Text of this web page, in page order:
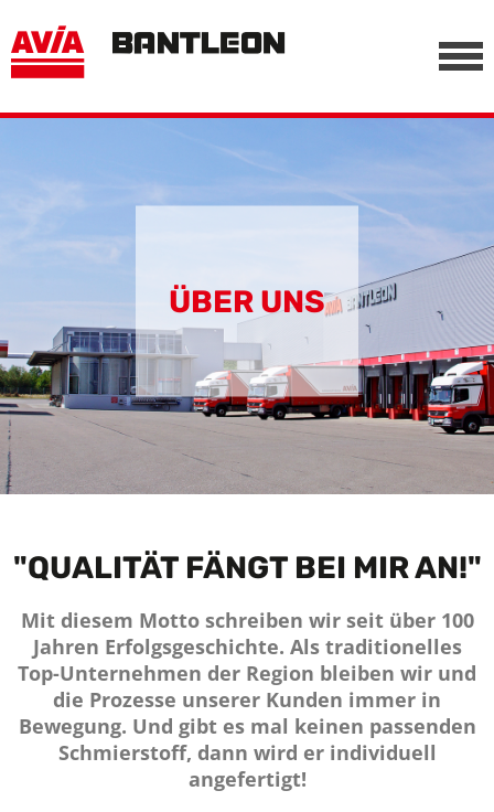
-->
ÜBER UNS
"QUALITÄT FÄNGT BEI MIR AN!"
Mit diesem Motto schreiben wir seit über 100
Jahren Erfolgsgeschichte. Als traditionelles
Top-Unternehmen der Region bleiben wir und
die Prozesse unserer Kunden immer in
Bewegung. Und gibt es mal keinen passenden
Schmierstoff, dann wird er individuell
angefertigt!